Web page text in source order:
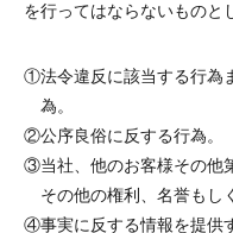
を行ってはならないものと
①法令違反に該当する行為
為。
②公序良俗に反する行為。
③当社、他のお客様その他
その他の権利、名誉もし
④事実に反する情報を提供